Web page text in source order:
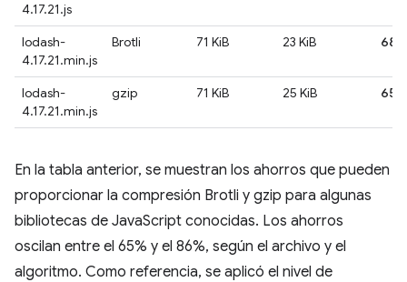
4.17.21.js
lodash-
4.17.21.min.js
Brotli 71 KiB 23 KiB 68%
lodash-
4.17.21.min.js
gzip 71 KiB 25 KiB 65%
En la tabla anterior, se muestran los ahorros que pueden
proporcionar la compresión Brotli y gzip para algunas
bibliotecas de JavaScript conocidas. Los ahorros
oscilan entre el 65% y el 86%, según el archivo y el
algoritmo. Como referencia, se aplicó el nivel de